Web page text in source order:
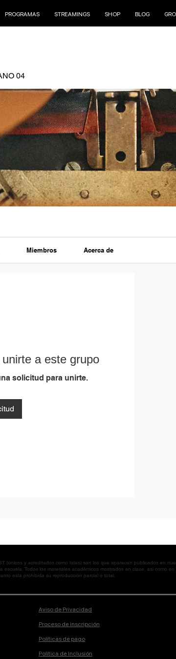
PROGRAMAS STREAMINGS SHOP BLOG
04
Miembros Acerca de
a este grupo
solicitud para unirte.
(únicos y acreditados como tales) son los que aparecen publicados en
Todos los materiales académicos mostrados en clase, así como
está prohibida su reproducción parcial o total.
Aviso de Privacidad
Proceso de inscripción
Políticas de pago
Política de Inclusión